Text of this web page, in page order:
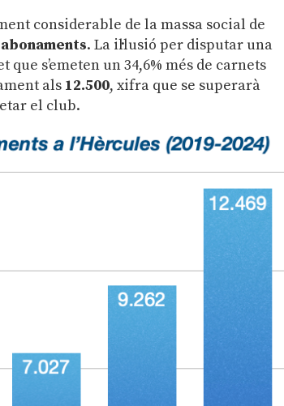
considerable de la massa social de
. La il·lusió per disputar una
s’emeten un 34,6% més de carnets
als 12.500, xifra que se superarà
el club.